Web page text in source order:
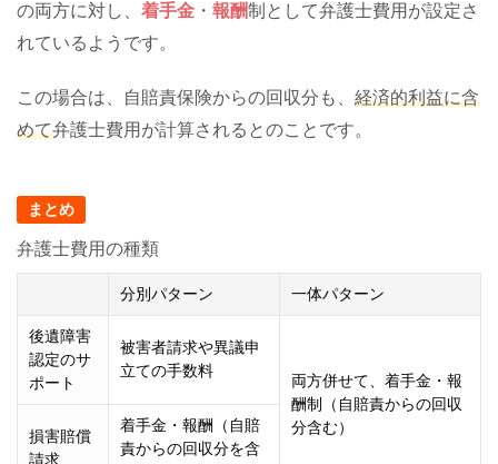
の両方に対し、 着手金 ・ 報酬制として弁護士費用が設定さ
れているようです。
この場合は、自賠責保険からの回収分も、 経済的利益に含
めて弁護士費用が計算されるとのことです。
まとめ
弁護士費用の種類
分別パターン 一体パターン
後遺障害
認定のサ
ポート
被害者請求や異議申
立ての手数料
両方併せて、着手金・報
酬制（自賠責からの回収
分含む）
損害賠償
請求
着手金・報酬（自賠
責からの回収分を含